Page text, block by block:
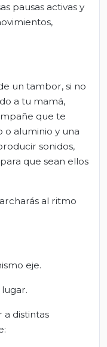
pausas activas y
un tambor, si no
a tu mamá,
que te
aluminio y una
sonidos,
que sean ellos
al ritmo
eje.
distintas